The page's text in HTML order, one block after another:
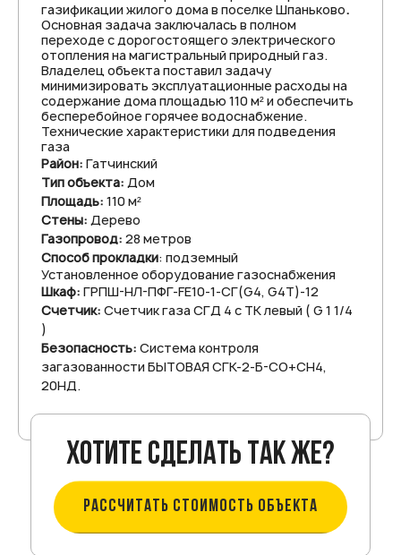
газификации жилого дома в поселке Шпаньково.
Основная задача заключалась в полном
переходе с дорогостоящего электрического
отопления на магистральный природный газ.
Владелец объекта поставил задачу
минимизировать эксплуатационные расходы на
содержание дома площадью 110 м² и обеспечить
бесперебойное горячее водоснабжение.
Технические характеристики для подведения
газа
Район: Гатчинский
Тип объекта: Дом
Площадь: 110 м²
Стены: Дерево
Газопровод: 28 метров
Способ прокладки: подземный
Установленное оборудование газоснабжения
Шкаф: ГРПШ-НЛ-ПФГ-FE10-1-СГ(G4, G4T)-12
Счетчик: Счетчик газа СГД 4 с ТК левый ( G 1 1/4
)
Безопасность: Система контроля
загазованности БЫТОВАЯ СГК-2-Б-СО+СН4,
20НД.
Хотите сделать так же?
РАССЧИТАТЬ СТОИМОСТЬ ОБЪЕКТА